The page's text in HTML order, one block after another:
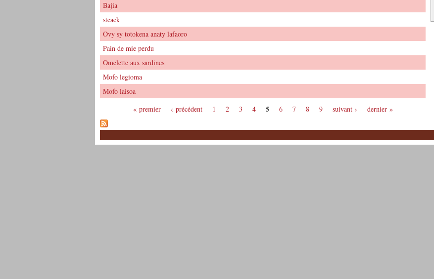
Bajia
steack
Ovy sy totokena anaty lafaoro
Pain de mie perdu
Omelette aux sardines
Mofo legioma
Mofo laisoa
« premier ‹ précédent 1 2 3 4 5 6 7 8 9 suivant › dernier »